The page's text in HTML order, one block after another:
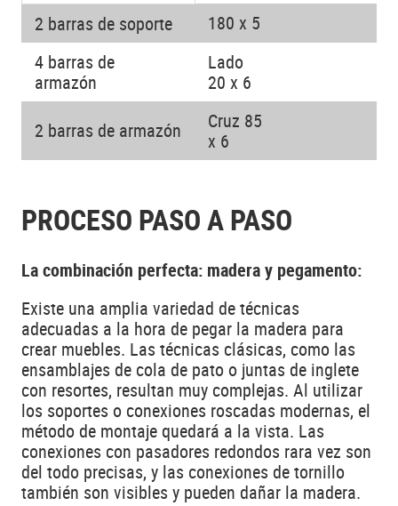
2 barras de soporte
180 x 5
4 barras de
armazón
Lado
20 x 6
2 barras de armazón
Cruz 85
x 6
PROCESO PASO A PASO
La combinación perfecta: madera y pegamento:
Existe una amplia variedad de técnicas
adecuadas a la hora de pegar la madera para
crear muebles. Las técnicas clásicas, como las
ensamblajes de cola de pato o juntas de inglete
con resortes, resultan muy complejas. Al utilizar
los soportes o conexiones roscadas modernas, el
método de montaje quedará a la vista. Las
conexiones con pasadores redondos rara vez son
del todo precisas, y las conexiones de tornillo
también son visibles y pueden dañar la madera.